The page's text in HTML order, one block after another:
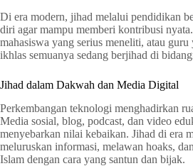
Di era modern, jihad melalui pendidikan
diri agar mampu memberi kontribusi
mahasiswa yang serius meneliti, atau guru
ikhlas semuanya sedang berjihad di
Jihad dalam Dakwah dan Media Digital
Perkembangan teknologi menghadirkan
Media sosial, blog, podcast, dan video
menyebarkan nilai kebaikan. Jihad di era
meluruskan informasi, melawan hoaks,
Islam dengan cara yang santun dan bijak.